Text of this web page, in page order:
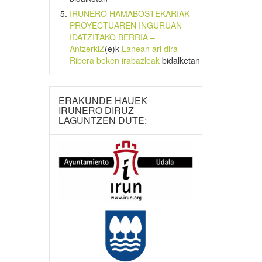
IRUNERO HAMABOSTEKARIAK
PROYECTUAREN INGURUAN
IDATZITAKO BERRIA –
AntzerkiZ(e)k Lanean ari dira
Ribera beken irabazleakbidalketan
ERAKUNDE HAUEK
IRUNERO DIRUZ
LAGUNTZEN DUTE: